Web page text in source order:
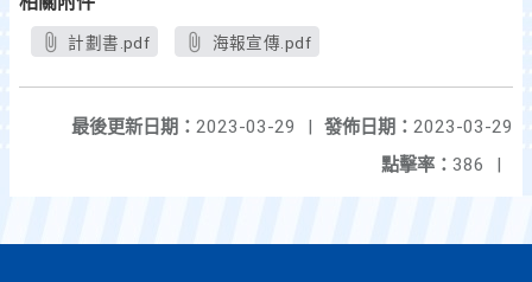
計劃書.pdf 海報宣傳.pdf
發佈日期： 2023-03-29
最後更新日期： 2023-03-29
|
點擊率： 386 |